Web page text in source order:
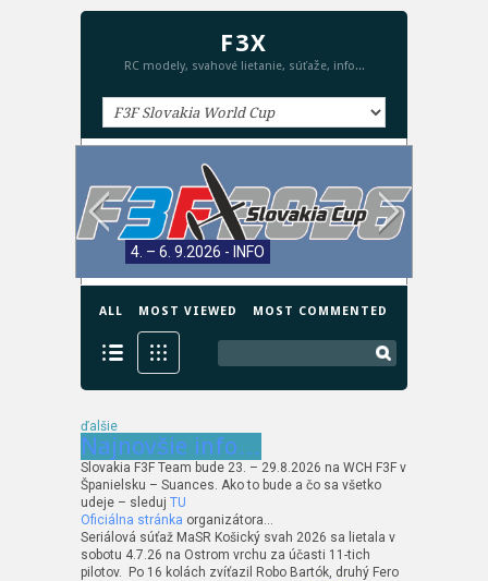
F3X
RC modely, svahové lietanie, súťaže, info...
4. – 6. 9.2026 - INFO
ALL MOST VIEWED MOST COMMENTED
ďalšie
Najnovšie info…
Slovakia F3F Team bude 23. – 29.8.2026 na WCH F3F v
Španielsku – Suances. Ako to bude a čo sa všetko
udeje – sleduj TU
Oficiálna stránka organizátora…
Seriálová súťaž MaSR Košický svah 2026 sa lietala v
sobotu 4.7.26 na Ostrom vrchu za účasti 11-tich
pilotov. Po 16 kolách zvíťazil Robo Bartók, druhý Fero